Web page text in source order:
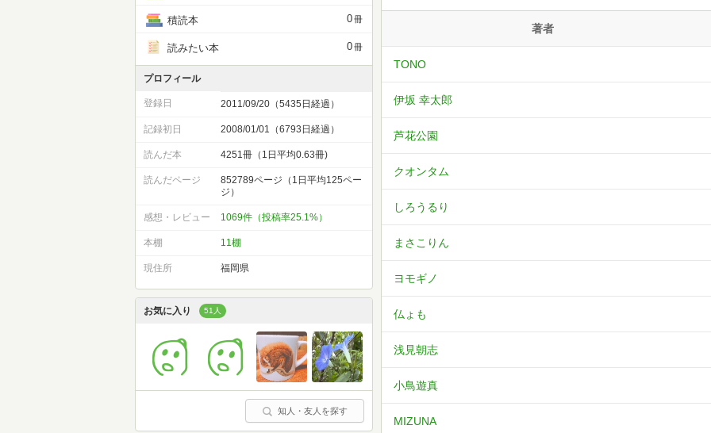
積読本 0冊
読みたい本 0冊
プロフィール
登録日 2011/09/20（5435日経過）
記録初日 2008/01/01（6793日経過）
読んだ本 4251冊（1日平均0.63冊)
読んだページ
852789ページ（1日平均125ペー
ジ）
感想・レビュー 1069件（投稿率25.1%）
本棚 11棚
現住所 福岡県
お気に入り 51人
知人・友人を探す
著者
TONO
伊坂 幸太郎
芦花公園
クオンタム
しろうるり
まさこりん
ヨモギノ
仏ょも
浅見朝志
小鳥遊真
MIZUNA